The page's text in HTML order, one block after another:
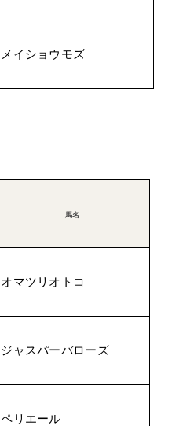
メイショウモズ
馬名
オマツリオトコ
ジャスパーバローズ
ペリエール